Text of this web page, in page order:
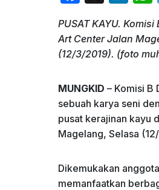
c
e
o
o
k
k
e
n
PUSAT KAYU.
Art Center Jalan
(12/3/2019). (foto
MUNGKID – Komisi B
sebuah karya seni
pusat kerajinan kayu
Magelang, Selasa
Dikemukakan
memanfaatkan